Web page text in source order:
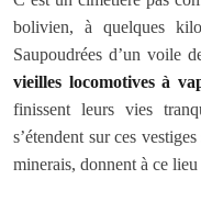
bolivien, à quelques
Saupoudrées d’un voile
vieilles locomotives à
finissent leurs vies
s’étendent sur ces
minerais, donnent à ce lieu